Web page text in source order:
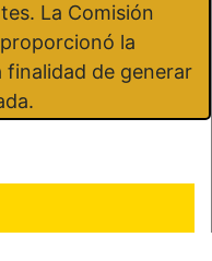
La Comisión
la
de generar